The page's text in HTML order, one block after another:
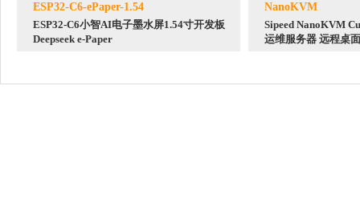
ESP32-C6-ePaper-1.54
ESP32-C6小智AI电子墨水屏1.54寸开发板
Deepseek e-Paper
NanoKVM
Sipeed NanoKVM
运维服务器 远程桌